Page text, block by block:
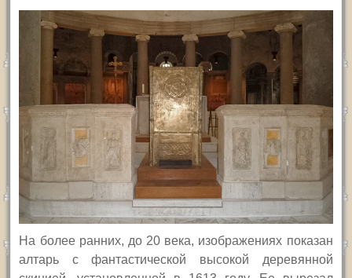
На более ранних, до 20 века, изображениях показан
алтарь с фантастической высокой деревянной